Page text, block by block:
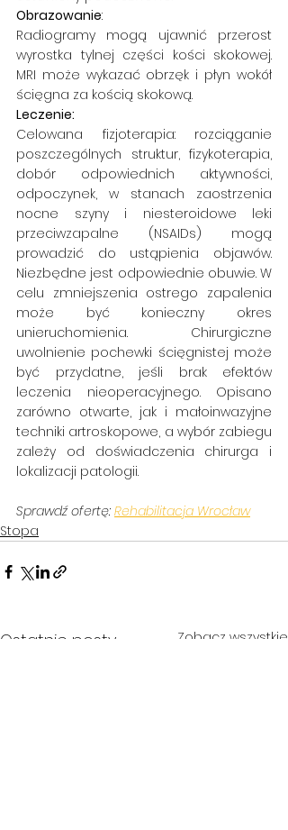
Obrazowanie:
Radiogramy mogą ujawnić przerost
wyrostka tylnej części kości skokowej.
MRI może wykazać obrzęk i płyn wokół
ścięgna za kością skokową.
Leczenie:
Celowana fizjoterapia: rozciąganie
poszczególnych struktur, fizykoterapia,
dobór odpowiednich aktywności,
odpoczynek, w stanach zaostrzenia
nocne szyny i niesteroidowe leki
przeciwzapalne (NSAIDs) mogą
prowadzić do ustąpienia objawów.
Niezbędne jest odpowiednie obuwie. W
celu zmniejszenia ostrego zapalenia
może być konieczny okres
unieruchomienia. Chirurgiczne
uwolnienie pochewki ścięgnistej może
być przydatne, jeśli brak efektów
leczenia nieoperacyjnego. Opisano
zarówno otwarte, jak i małoinwazyjne
techniki artroskopowe, a wybór zabiegu
zależy od doświadczenia chirurga i
lokalizacji patologii.
Sprawdź ofertę: Rehabilitacja Wrocław
Stopa
Ostatnie posty Zobacz wszystkie